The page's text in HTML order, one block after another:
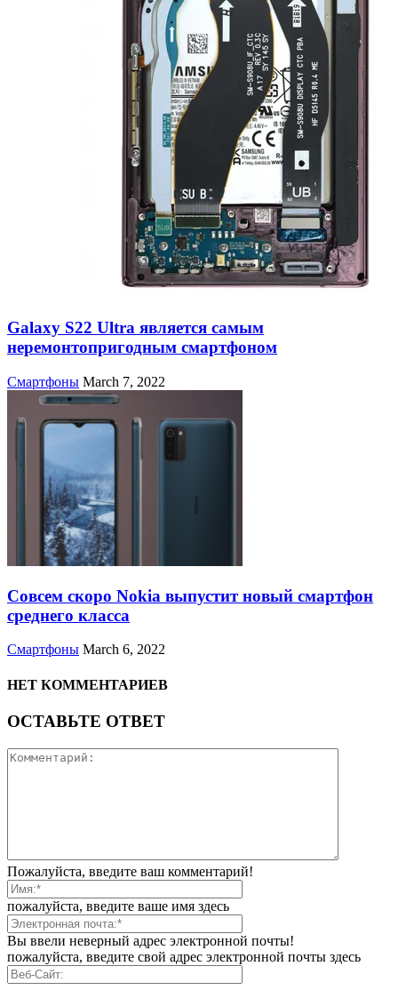
Galaxy S22 Ultra является самым
неремонтопригодным смартфоном
Смартфоны March 7, 2022
Совсем скоро Nokia выпустит новый смартфон
среднего класса
Смартфоны March 6, 2022
НЕТ КОММЕНТАРИЕВ
ОСТАВЬТЕ ОТВЕТ
Пожалуйста, введите ваш комментарий!
пожалуйста, введите ваше имя здесь
Вы ввели неверный адрес электронной почты!
пожалуйста, введите свой адрес электронной почты здесь